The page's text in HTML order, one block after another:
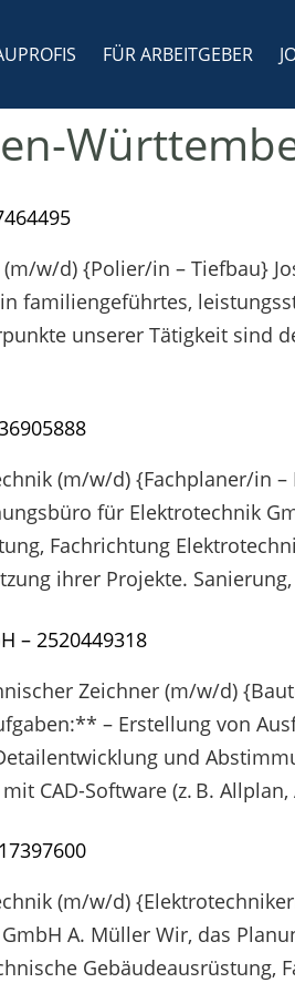
FÜR ARBEITGEBER
w/d) {Polier/in – Tiefbau}
familiengeführtes,
unserer Tätigkeit sind
(m/w/d) {Fachplaner/in
für Elektrotechnik
Fachrichtung
ihrer Projekte.
– 2520449318
Zeichner (m/w/d)
– Erstellung von
und
CAD-Software (z. B.
(m/w/d)
A. Müller Wir, das
Gebäudeausrüstung,